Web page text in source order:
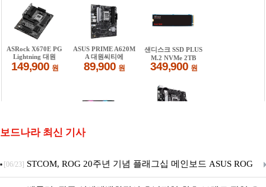
보드나라 최신 기사
[06/23] STCOM, ROG 20주년 기념 플래그십 메인보드 ASUS ROG